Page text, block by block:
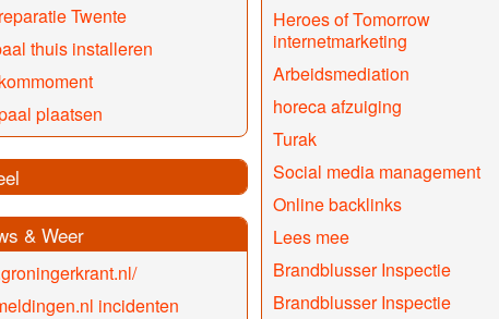
Twente
thuis installeren
plaatsen
& Weer
incidenten
Heroes of Tomorrow
internetmarketing
Arbeidsmediation
horeca afzuiging
Turak
Social media management
Online backlinks
Lees mee
Brandblusser Inspectie
Brandblusser Inspectie